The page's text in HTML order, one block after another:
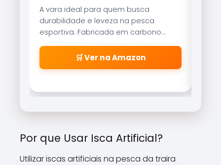
A vara ideal para quem busca
durabilidade e leveza na pesca
esportiva. Fabricada em carbono
aeroglass, oferece sensibilidade
incrível para fisgadas precisas.
🛒 Ver na Amazon
Por que Usar Isca Artificial?
Utilizar iscas artificiais na pesca da traira